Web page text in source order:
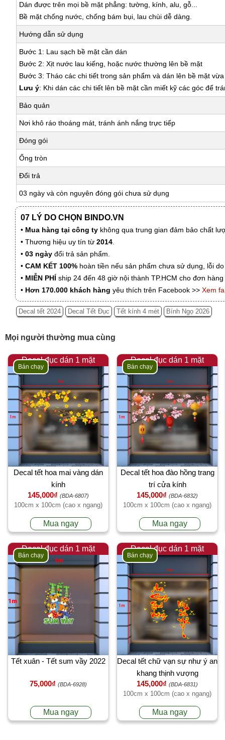
Dán được trên mọi bề mặt phẳng: tường, kính, alu, gỗ...
Bề mặt chống nước, chống bám bụi, lau chùi dễ dàng.
Hướng dẫn sử dụng
Bước 1: Lau sạch bề mặt cần dán
Bước 2: Xịt nước lau kiếng, hoặc nước thường lên bề mặt
Bước 3: Tháo các chi tiết trong sản phẩm và dán lên bề mặt
Lưu ý: Khi dán các chi tiết lên bề mặt cần miết kỹ các góc để
Bảo quản
Nơi khô ráo thoáng mát, tránh ánh nắng trực tiếp
Đóng gói
Ống tròn
Đổi trả
03 ngày và còn nguyên đóng gói chưa sử dụng
07 LÝ DO CHỌN BINDO.VN
• Mua hàng tại công ty không qua trung gian đảm bảo chất
• Thương hiệu uy tín từ 2014.
• 03 ngày đổi trả sản phẩm.
• CAM KẾT 100% hoàn tiền nếu sản phẩm chưa sử dụng, lỗi
• MIỄN PHÍ ship 24 đến 48 giờ nội thành TP.HCM cho đơn
• Hơn 170.000 khách hàng yêu thích trên Facebook >> Xem
Decal tết 2024 Decal Tết Đục Tết kính 4 mét Bính Ngọ 2026
Mọi người thường mua cùng
Decal đục dán 1 mặt
Bán chạy
Decal tết hoa mai vàng dán
kính
145,000₫ (BDA-6807)
100cm x 100cm (cao x ngang)
Mua ngay
Decal đục dán 1 mặt
Bán chạy
Decal tết hoa đào hồng trang
trí cửa kính
145,000₫ (BDA-6832)
100cm x 100cm (cao x ngang)
Mua ngay
Decal đục dán 1 mặt
Bán chạy
Tết xuân - Tết sum vầy 2022
75,000₫ (BDA-6928)
Mua ngay
Decal đục dán 1 mặt
Bán chạy
Decal tết chữ vạn sự như ý an
khang thịnh vượng
145,000₫ (BDA-6831)
100cm x 100cm (cao x ngang)
Mua ngay